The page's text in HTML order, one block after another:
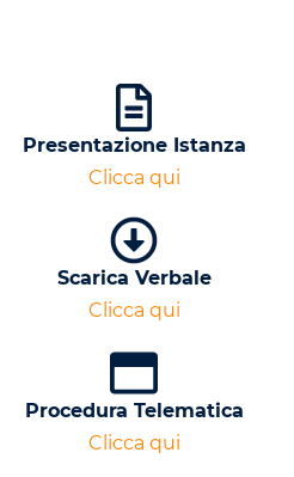
Presentazione Istanza
Clicca qui
Scarica Verbale
Clicca qui
Procedura Telematica
Clicca qui